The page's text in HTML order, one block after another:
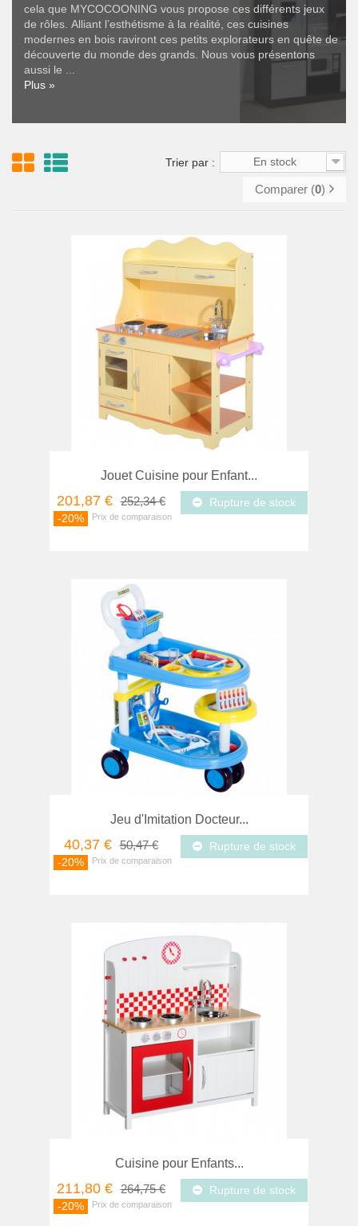
cela que MYCOCOONING vous propose ces différents jeux
de rôles. Alliant l’esthétisme à la réalité, ces cuisines
modernes en bois raviront ces petits explorateurs en quête de
découverte du monde des grands. Nous vous présentons
aussi le ...
Plus »
Trier par : En stock
Comparer (0)
Jouet Cuisine pour Enfant...
201,87 € 252,34 €
-20%
Rupture de stock
Jeu d'Imitation Docteur...
40,37 € 50,47 €
-20%
Rupture de stock
Cuisine pour Enfants...
211,80 € 264,75 €
-20%
Rupture de stock